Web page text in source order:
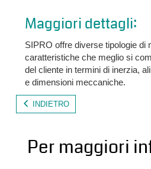
Maggiori dettagli:
SIPRO offre diverse tipologie di
caratteristiche che meglio si
del cliente in termini di inerzia,
e dimensioni meccaniche.
INDIETRO
Per maggiori